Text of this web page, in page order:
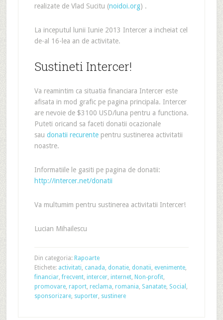
realizate de Vlad Sucitu (noidoi.org) .
La inceputul lunii Iunie 2013 Intercer a incheiat cel
de-al 16-lea an de activitate.
Sustineti Intercer!
Va reamintim ca situatia financiara Intercer este
afisata in mod grafic pe pagina principala. Intercer
are nevoie de $3100 USD/luna pentru a functiona.
Puteti oricand sa faceti donatii ocazionale
sau donatii recurentepentru sustinerea activitatii
noastre.
Informatiile le gasiti pe pagina de donatii:
http://intercer.net/donatii
Va multumim pentru sustinerea activitatii Intercer!
Lucian Mihailescu
Din categoria: Rapoarte
Etichete: activitati, canada, donatie, donatii, evenimente,
financiar,frecvent, intercer, internet, Non-profit,
promovare, raport, reclama, romania, Sanatate, Social ,
sponsorizare, suporter, sustinere